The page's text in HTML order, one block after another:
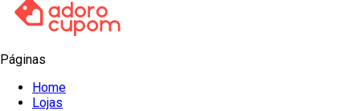
Páginas
Home
Lojas